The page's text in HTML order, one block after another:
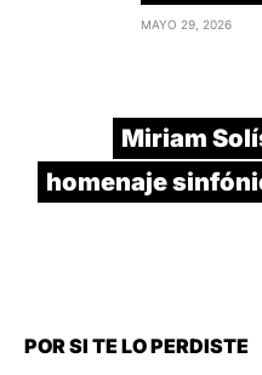
MAYO 29, 2026
Miriam
homenaje
POR SI TE LO PERDISTE